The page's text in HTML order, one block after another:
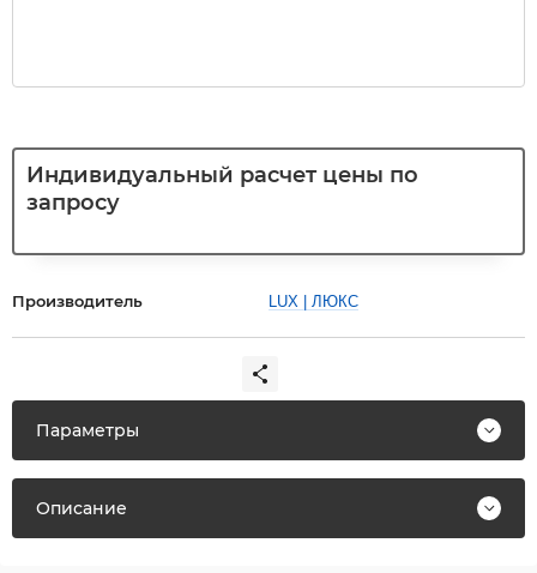
Индивидуальный расчет цены по
запросу
Производитель LUX | ЛЮКС
Параметры
Описание